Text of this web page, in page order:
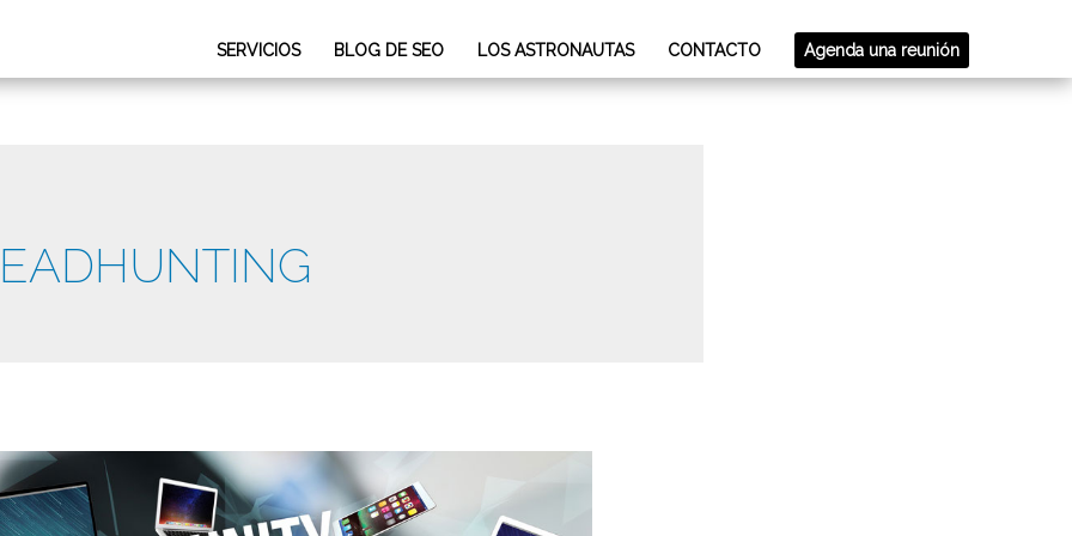
SERVICIOS BLOG DE SEO LOS ASTRONAUTAS CONTACTO Agenda una reunión